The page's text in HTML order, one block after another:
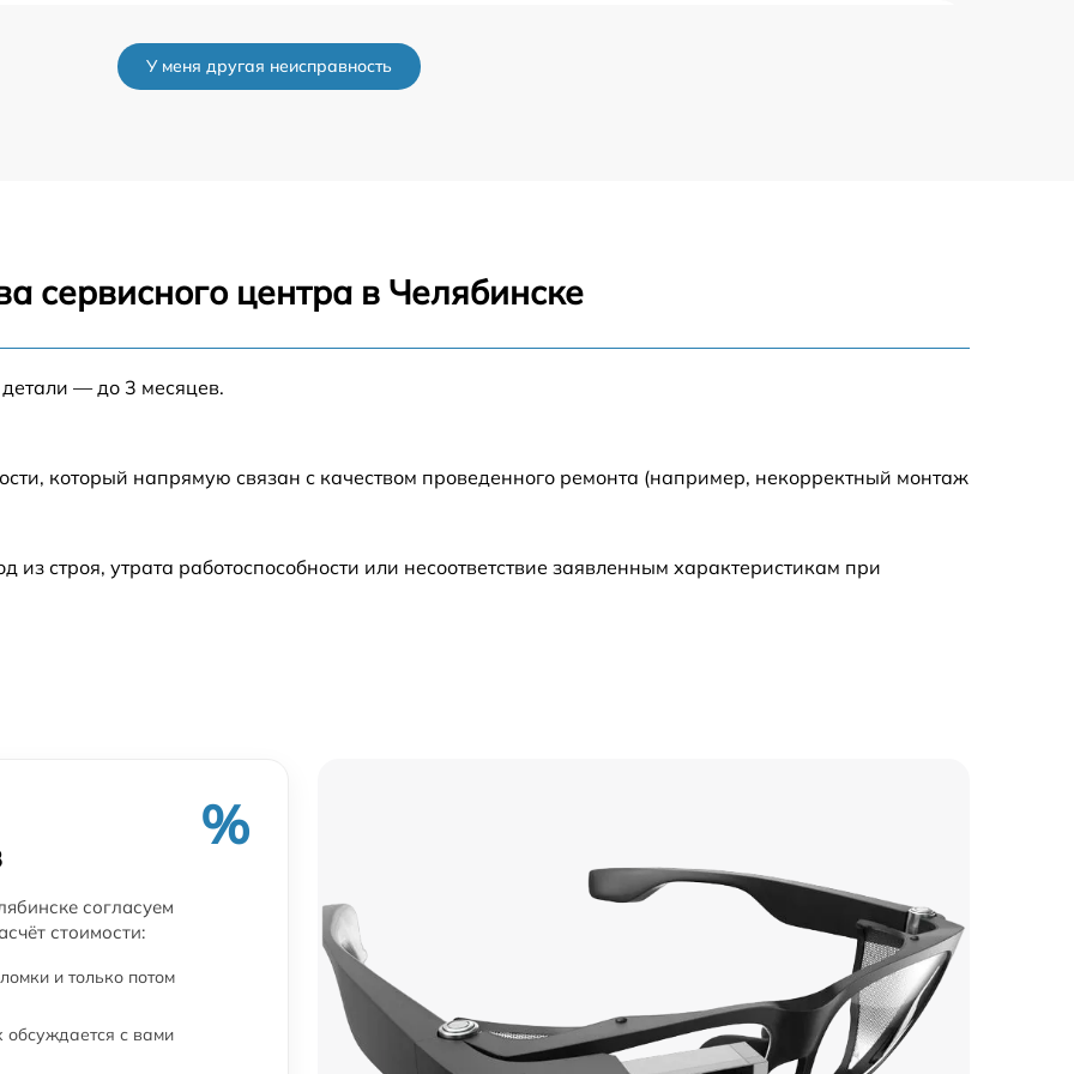
от 40 мин
от 35 мин 395 р
от 90 мин
332 р
У меня другая неисправность
сервисного центра в Челябинске
— до 3 месяцев.
который напрямую связан с качеством проведенного ремонта (например, некорректный монтаж
строя, утрата работоспособности или несоответствие заявленным характеристикам при
%
согласуем
стоимости:
и только потом
обсуждается с вами